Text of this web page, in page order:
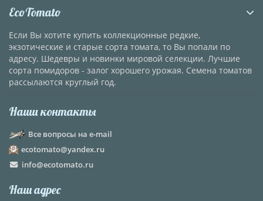
EcoTomato
Если Вы хотите купить коллекционные редкие,
экзотические и старые сорта томата, то Вы попали по
адресу. Шедевры и новинки мировой селекции. Лучшие
сорта помидоров - залог хорошего урожая. Семена томатов
рассылаются круглый год.
Наши контакты
Все вопросы на e-mail
ecotomato@yandex.ru
info@ecotomato.ru
Наш адрес